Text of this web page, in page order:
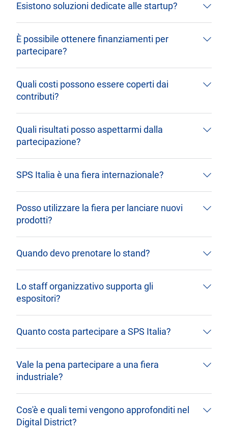
Esistono soluzioni dedicate alle startup?
È possibile ottenere finanziamenti per
partecipare?
Quali costi possono essere coperti dai
contributi?
Quali risultati posso aspettarmi dalla
partecipazione?
SPS Italia è una fiera internazionale?
Posso utilizzare la fiera per lanciare nuovi
prodotti?
Quando devo prenotare lo stand?
Lo staff organizzativo supporta gli
espositori?
Quanto costa partecipare a SPS Italia?
Vale la pena partecipare a una fiera
industriale?
Cos'è e quali temi vengono approfonditi nel
Digital District?